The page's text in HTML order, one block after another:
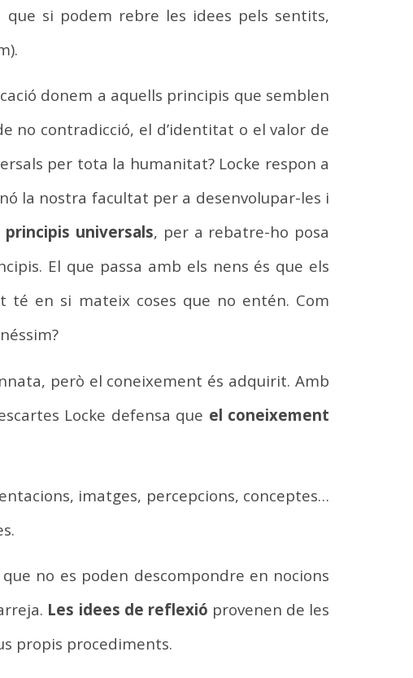
si podem rebre les idees pels sentits,
donem a aquells principis que semblen
no contradicció, el d’identitat o el valor de
per tota la humanitat? Locke respon a
la nostra facultat per a desenvolupar-les i
universals, per a rebatre-ho posa
El que passa amb els nens és que els
té en si mateix coses que no entén. Com
però el coneixement és adquirit. Amb
Locke defensa que el coneixement
imatges, percepcions, conceptes…
no es poden descompondre en nocions
Les idees de reflexió provenen de les
propis procediments.